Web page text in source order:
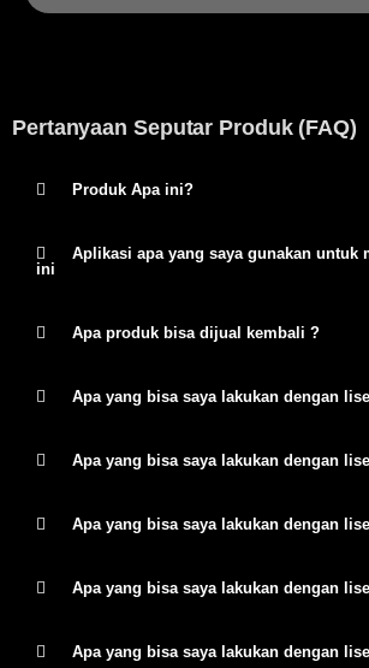
Pertanyaan Seputar Produk (FAQ)
Produk Apa ini?
Aplikasi apa yang saya gunakan untuk
ini
Apa produk bisa dijual kembali ?
Apa yang bisa saya lakukan dengan
Apa yang bisa saya lakukan dengan
Apa yang bisa saya lakukan dengan
Apa yang bisa saya lakukan dengan
Apa yang bisa saya lakukan dengan